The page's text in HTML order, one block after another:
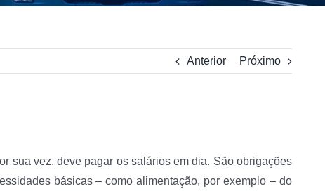
Anterior Próximo
sua vez, deve pagar os salários em dia. São obrigações
básicas – como alimentação, por exemplo – do